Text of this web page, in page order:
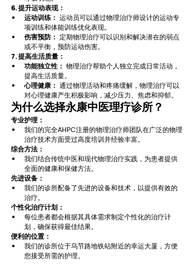
6. 提升运动表现：
运动训练： 运动员可以通过物理治疗师设计的运动专
项训练和体能训练优化表现。
伤害预防： 定期物理治疗可以识别和解决潜在的弱点
或不平衡，预防运动伤害。
7. 提高生活质量：
功能独立性： 物理治疗帮助个人独立完成日常活动，
提高生活质量。
心理健康： 通过物理活动和疼痛缓解，物理治疗可以
对心理健康产生积极影响，减少压力、焦虑和抑郁。
为什么选择永康中医理疗诊所？
专业护理：
我们的完全AHPC注册的物理治疗师团队在广泛的物理
治疗技术方面受过高度培训并经验丰富。
综合方法：
我们结合传统中医和现代物理治疗实践，为患者提供
全面的健康和保健方法。
先进设备：
我们的诊所配备了先进的设备和技术，以提供有效的
治疗。
个性化治疗计划：
每位患者都会根据其具体需求制定个性化的治疗计
划，确保获得最佳结果。
便利的位置：
我们的诊所位于乌节路地铁站附近的幸运大厦，方便
您接受所需的护理。